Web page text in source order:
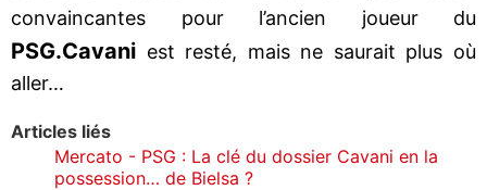
convaincantes pour l’ancien joueur du
PSG.Cavani est resté, mais ne saurait plus où
aller…
Articles liés
Mercato - PSG : La clé du dossier Cavani en la
possession… de Bielsa ?